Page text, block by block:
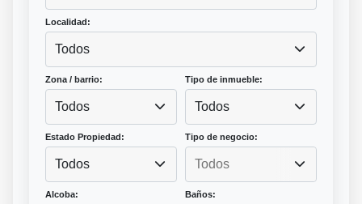
Localidad:
Todos
Zona / barrio:
Todos
Tipo de inmueble:
Todos
Estado Propiedad:
Todos
Tipo de negocio:
Alcoba: Baños: